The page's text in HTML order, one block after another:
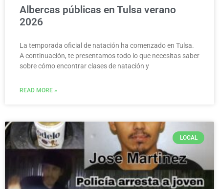
Albercas públicas en Tulsa verano
2026
La temporada oficial de natación ha comenzado en Tulsa.
A continuación, te presentamos todo lo que necesitas saber
sobre cómo encontrar clases de natación y
READ MORE »
LOCAL